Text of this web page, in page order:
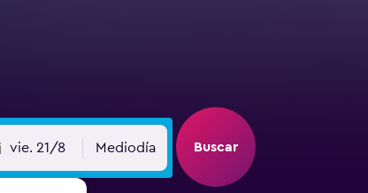
vie. 21/8 Mediodía Buscar